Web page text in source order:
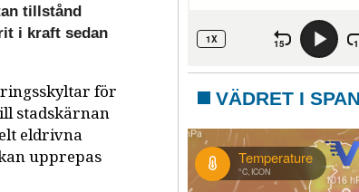
tillstånd
i kraft sedan
för
stadskärnan
eldrivna
upprepas
VÄDRET I